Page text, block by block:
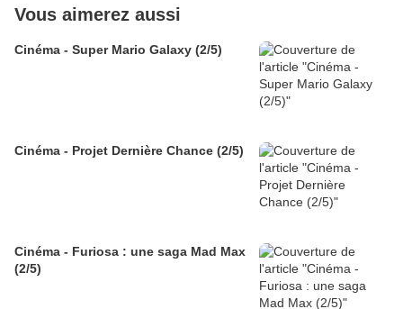
Vous aimerez aussi
Cinéma - Super Mario Galaxy (2/5)
Cinéma - Projet Dernière Chance (2/5)
Cinéma - Furiosa : une saga Mad Max
(2/5)